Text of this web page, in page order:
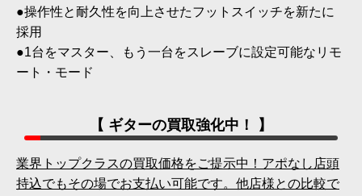
●操作性と耐久性を向上させたフットスイッチを新たに
採用
●1台をマスター、もう一台をスレーブに設定可能なリモ
ート・モード
【 ギターの買取強化中！ 】
業界トップクラスの買取価格をご提示中！アポなし店頭
持込でもその場でお支払い可能です。他店様との比較で